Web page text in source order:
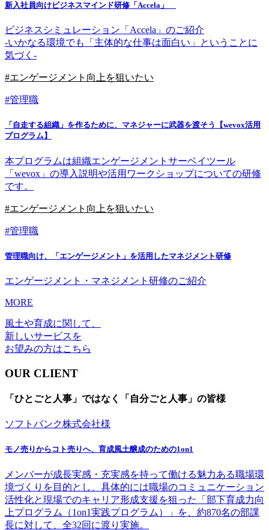
新入社員向けビジネスマインド研修「Accela」
ビジネスシミュレーション「Accela」のご紹介
-いかなる環境でも「主体的な仕事は面白い」ということに
気づく-
#エンゲージメント向上を狙いたい
#管理職
「自走する組織」を作るために、マネジャーに武器を渡そう【wevox活用
プログラム】
本プログラムは組織エンゲージメントサーベイツール
「wevox」の導入説明や活用ワークショップについての研修
です。
#エンゲージメント向上を狙いたい
#管理職
管理職向け、「エンゲージメント」を活用したマネジメント研修
エンゲージメント・マネジメント研修のご紹介
MORE
風土や育成に関して、
新しいサービスを
お望みの方はこちら
OUR CLIENT
「ひとごと人事」ではなく「自分ごと人事」の皆様
ソフトバンク株式会社様
モノ売りからコト売りへ、育成風土醸成のための1on1
メンバーが成長実感・充実感を持って働ける魅力ある職場環
境づくりを目的とし、具体的には職場のコミュニケーション
活性化と現場でのキャリア形成支援を狙った「部下育成力向
上プログラム（1on1実践プログラム）」を、約870名の部課
長に対して、全32回に渡り実施。